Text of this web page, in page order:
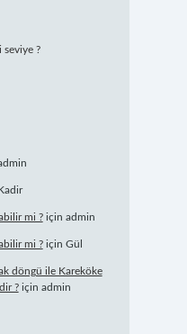
?
mi ?için admin
mi ?için Gül
döngü ile Kareköke
?için admin